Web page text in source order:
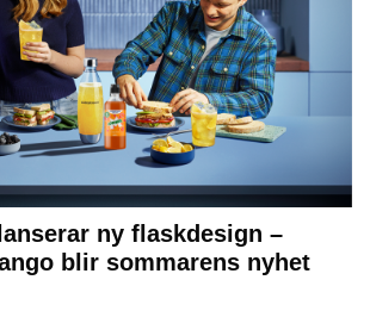
ny flaskdesign –
blir sommarens nyhet